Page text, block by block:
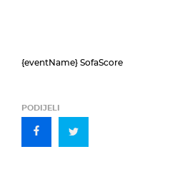
{eventName} SofaScore
PODIJELI